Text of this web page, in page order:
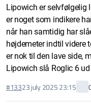
Lipowich er selvfølgelig
er noget som indikere
når han samtidig har
højdemeter indtil videre
er nok til den lave side,
Lipowich slå Roglic 6
#13323 july 2025 23:15